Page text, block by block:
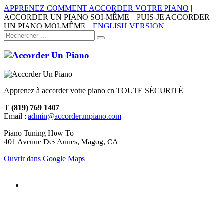
APPRENEZ COMMENT ACCORDER VOTRE PIANO |
ACCORDER UN PIANO SOI-MÊME | PUIS-JE ACCORDER
UN PIANO MOI-MÊME | ENGLISH VERSION
Apprenez à accorder votre piano en TOUTE SÉCURITÉ
T (819) 769 1407
Email : admin@accorderunpiano.com
Piano Tuning How To
401 Avenue Des Aunes, Magog, CA
Ouvrir dans Google Maps